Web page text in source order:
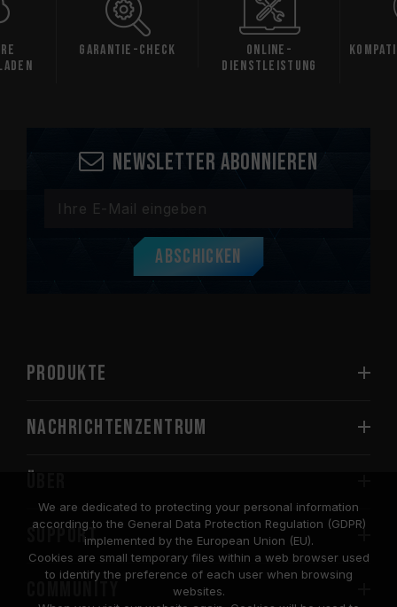
Garantie-Check
Online-
Dienstleistung
Newsletter abonnieren
Abschicken
PRODUKTE
Nachrichtenzentrum
SUPPORT
COMMUNITY
We are dedicated to protecting your personal information
according to the General Data Protection Regulation (GDPR)
implemented by the European Union (EU).
Cookies are small temporary files within a web browser used
to identify the preference of each user when browsing
websites.